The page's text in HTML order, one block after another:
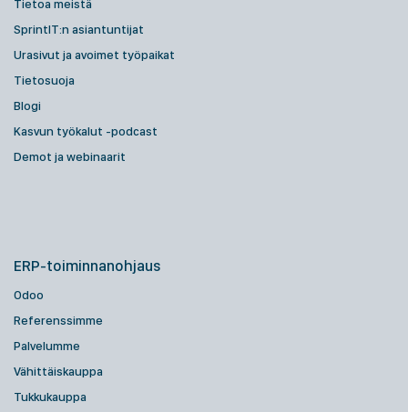
Tietoa meistä
SprintIT:n asiantuntijat
Urasivut ja avoimet työpaikat
Tietosuoja
Blogi
Kasvun työkalut -podcast
Demot ja webinaarit
ERP-toiminnanohjaus
Odoo
Referenssimme
Palvelumme
Vähittäiskauppa
Tukkukauppa